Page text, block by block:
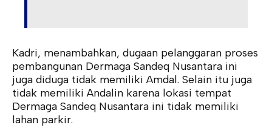
Kadri, menambahkan, dugaan pelanggaran proses
pembangunan Dermaga Sandeq Nusantara ini
juga diduga tidak memiliki Amdal. Selain itu juga
tidak memiliki Andalin karena lokasi tempat
Dermaga Sandeq Nusantara ini tidak memiliki
lahan parkir.